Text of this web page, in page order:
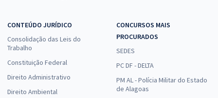
CONTEÚDO JURÍDICO
Consolidação das Leis do
Trabalho
Constituição Federal
Direito Administrativo
Direito Ambiental
CONCURSOS MAIS
PROCURADOS
SEDES
PC DF - DELTA
PM AL - Polícia Militar do Estado
de Alagoas